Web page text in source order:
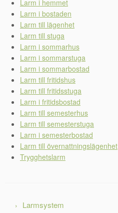
Larm i hemmet
Larm i bostaden
Larm till lägenhet
Larm till stuga
Larm i sommarhus
Larm i sommarstuga
Larm i sommarbostad
Larm till fritidshus
Larm till fritidsstuga
Larm i fritidsbostad
Larm till semesterhus
Larm till semesterstuga
Larm i semesterbostad
Larm till övernattningslägenhet
Trygghetslarm
Larmsystem